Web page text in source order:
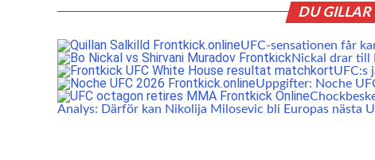
DU GILLAR
UFC-sensationen får
Nickal drar till
UFC:s
Uppgifter: Noche
Analys: Därför kan Nikolija Milosevic bli Europas nästa